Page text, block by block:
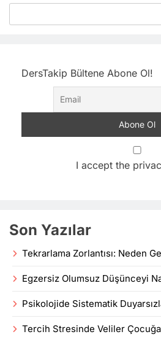
DersTakip Bültene Abone Ol!
I accept the
Son Yazılar
Tekrarlama Zorlantısı: Neden
Egzersiz Olumsuz Düşünceyi
Psikolojide Sistematik
Tercih Stresinde Veliler Çocuğa